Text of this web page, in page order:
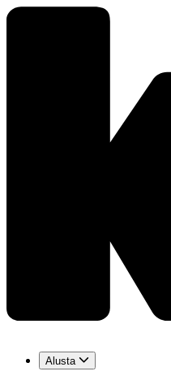
Alusta